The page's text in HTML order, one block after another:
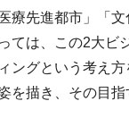
先進都市」「文
ては、この2大ビ
ングという考え
を描き、その目